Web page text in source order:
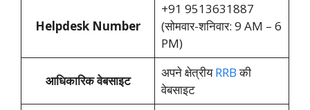
Helpdesk Number
+91 9513631887
(सोमवार-शनिवार: 9 AM – 6
PM)
आधिकारिक वेबसाइट
अपने क्षेत्रीयRRBकी
वेबसाइट